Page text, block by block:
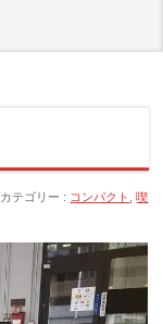
カテゴリー : コンパクト
喫